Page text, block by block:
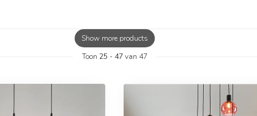
Show more products
Toon 25 - 47van 47